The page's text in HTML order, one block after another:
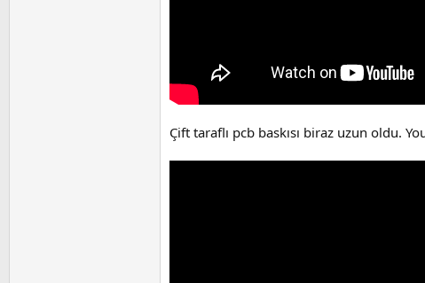
Çift taraflı pcb baskısı biraz uzun oldu.